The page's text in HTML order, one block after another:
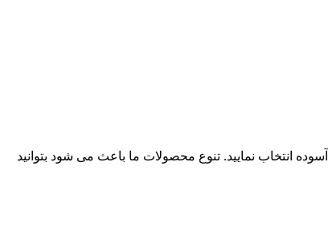
انتخاب نمایید. تنوع محصولات ما باعث می شود بتوانید